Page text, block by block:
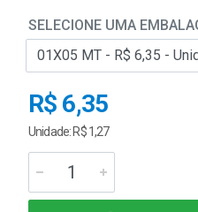
SELECIONE UMA
R$ 6,35
Unidade: R$ 1,27